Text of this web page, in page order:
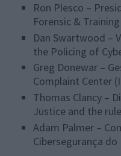
Ron Plesco –
Forensic &
Dan Swartwood –
the Policing of
Greg Donewar –
Complaint Center
Thomas Clancy –
Justice and the
Adam Palmer –
Cibersegurança